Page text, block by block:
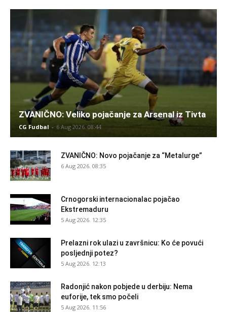
ZVANIČNO: Veliko pojačanje za Arsenal iz Tivta
CG Fudbal - 6 Aug 2026. 08:44
ZVANIČNO: Novo pojačanje za “Metalurge”
6 Aug 2026. 08:35
Crnogorski internacionalac pojačao
Ekstremaduru
5 Aug 2026. 12:35
Prelazni rok ulazi u završnicu: Ko će povući
posljednji potez?
5 Aug 2026. 12:13
Radonjić nakon pobjede u derbiju: Nema
euforije, tek smo počeli
5 Aug 2026. 11:56